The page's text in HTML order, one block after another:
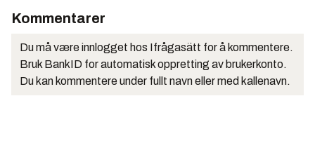
Kommentarer
Du må være innlogget hos Ifrågasätt for å kommentere.
Bruk BankID for automatisk oppretting av brukerkonto.
Du kan kommentere under fullt navn eller med kallenavn.